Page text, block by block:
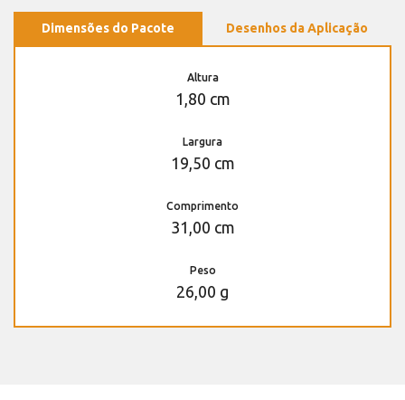
Dimensões do Pacote Desenhos da Aplicação
Altura
1,80 cm
Largura
19,50 cm
Comprimento
31,00 cm
Peso
26,00 g